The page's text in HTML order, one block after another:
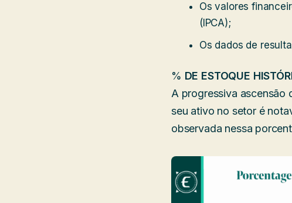
Os valores
(IPCA);
Os dados de
% DE ESTOQUE
A progressiva ascensão
seu ativo no setor é
observada nessa